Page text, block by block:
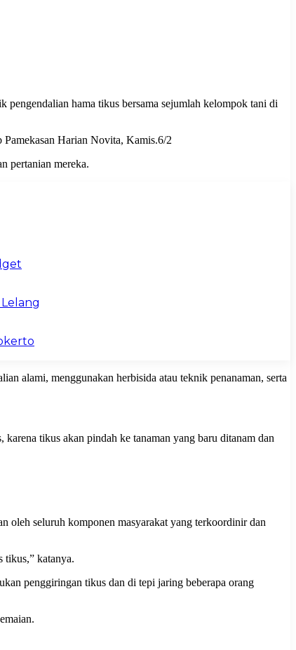
hama tikus bersama sejumlah kelompok tani di
Pamekasan Harian Novita, Kamis.6/2
pertanian mereka.
alami, menggunakan herbisida atau teknik penanaman, serta
tikus akan pindah ke tanaman yang baru ditanam dan
oleh seluruh komponen masyarakat yang terkoordinir dan
tikus,” katanya.
penggiringan tikus dan di tepi jaring beberapa orang